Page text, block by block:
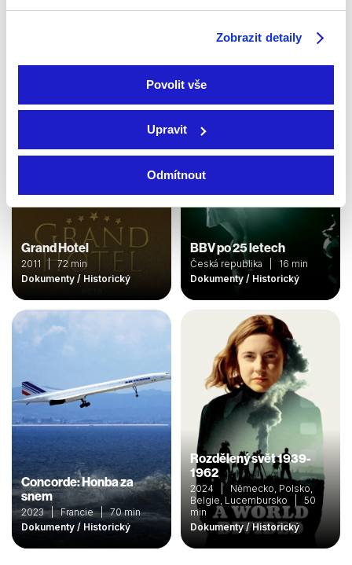
Zobrazit detaily
Povolit vše
Upravit
Odmítnout
2024 | Francie | 41 min
min
Grand Hotel
2011 | 72 min
Dokumenty / Historický
BBV po 25 letech
Česká republika | 16 min
Dokumenty / Historický
Concorde: Honba za
snem
2023 | Francie | 70 min
Dokumenty / Historický
Rozdělený svět 1939-
1962
2024 | Německo, Polsko,
Belgie, Lucembursko | 50
min
Dokumenty / Historický